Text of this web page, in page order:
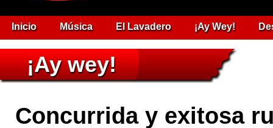
Inicio Música El Lavadero ¡Ay Wey!
¡Ay wey!
Concurrida y exitosa